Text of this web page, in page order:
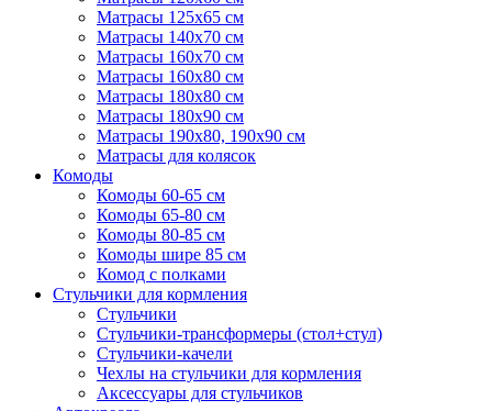
Матрасы 125х65 см
Матрасы 140х70 см
Матрасы 160х70 см
Матрасы 160х80 см
Матрасы 180х80 см
Матрасы 180х90 см
Матрасы 190х80, 190х90 см
Матрасы для колясок
Комоды
Комоды 60-65 см
Комоды 65-80 см
Комоды 80-85 см
Комоды шире 85 см
Комод с полками
Стульчики для кормления
Стульчики
Стульчики-трансформеры (стол+стул)
Стульчики-качели
Чехлы на стульчики для кормления
Аксессуары для стульчиков